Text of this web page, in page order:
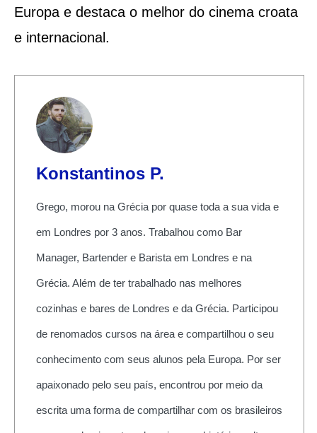
Europa e destaca o melhor do cinema croata
e internacional.
Konstantinos P.
Grego, morou na Grécia por quase toda a sua vida e
em Londres por 3 anos. Trabalhou como Bar
Manager, Bartender e Barista em Londres e na
Grécia. Além de ter trabalhado nas melhores
cozinhas e bares de Londres e da Grécia. Participou
de renomados cursos na área e compartilhou o seu
conhecimento com seus alunos pela Europa. Por ser
apaixonado pelo seu país, encontrou por meio da
escrita uma forma de compartilhar com os brasileiros